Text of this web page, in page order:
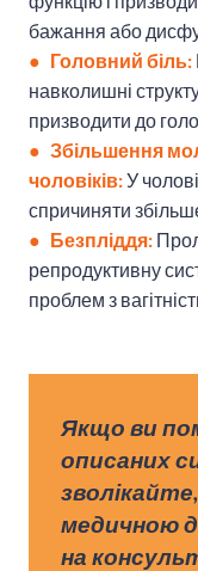
бажання або
● Головний біль:
навколишні
призводити до
● Збільшення
чоловіків:У
спричиняти
● Безпліддя:
репродуктивну
проблем з
Якщо ви
описаних
медичною
на